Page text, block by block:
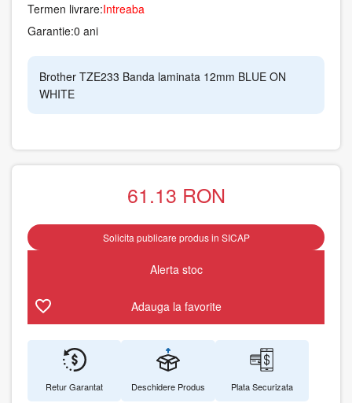
Termen livrare:Intreaba
Garantie:0 ani
Brother TZE233 Banda laminata 12mm BLUE ON
WHITE
61.13 RON
Solicita publicare produs in SICAP
Alerta stoc
Adauga la favorite
Retur Garantat Deschidere Produs Plata Securizata